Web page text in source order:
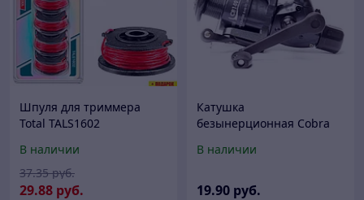
Шпуля для триммера
Total TALS1602
В наличии
29.88 руб.
37.35 руб.
Катушка
безынерционная Cobra
В наличии
19.90 руб.